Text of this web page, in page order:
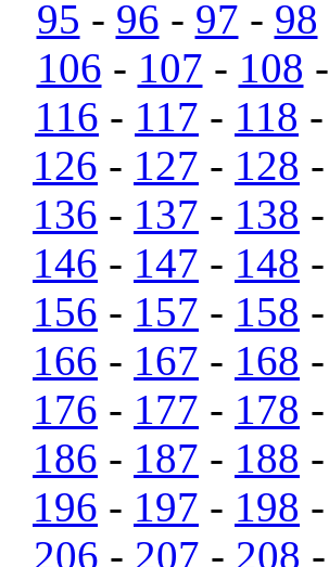
95 - 96 - 97 - 98
106 - 107 - 108 -
116 - 117 - 118 -
126 - 127 - 128 -
136 - 137 - 138 -
146 - 147 - 148 -
156 - 157 - 158 -
166 - 167 - 168 -
176 - 177 - 178 -
186 - 187 - 188 -
196 - 197 - 198 -
206 - 207 - 208 -